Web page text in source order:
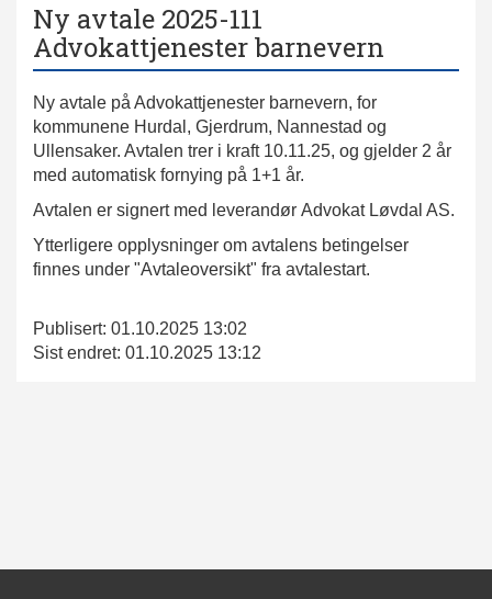
Ny avtale 2025-111
Advokattjenester barnevern
Ny avtale på Advokattjenester barnevern, for
kommunene Hurdal, Gjerdrum, Nannestad og
Ullensaker. Avtalen trer i kraft 10.11.25, og gjelder 2 år
med automatisk fornying på 1+1 år.
Avtalen er signert med leverandør Advokat Løvdal AS.
Ytterligere opplysninger om avtalens betingelser
finnes under "Avtaleoversikt" fra avtalestart.
Publisert: 01.10.2025 13:02
Sist endret: 01.10.2025 13:12